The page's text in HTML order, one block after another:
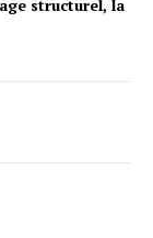
structurel, la